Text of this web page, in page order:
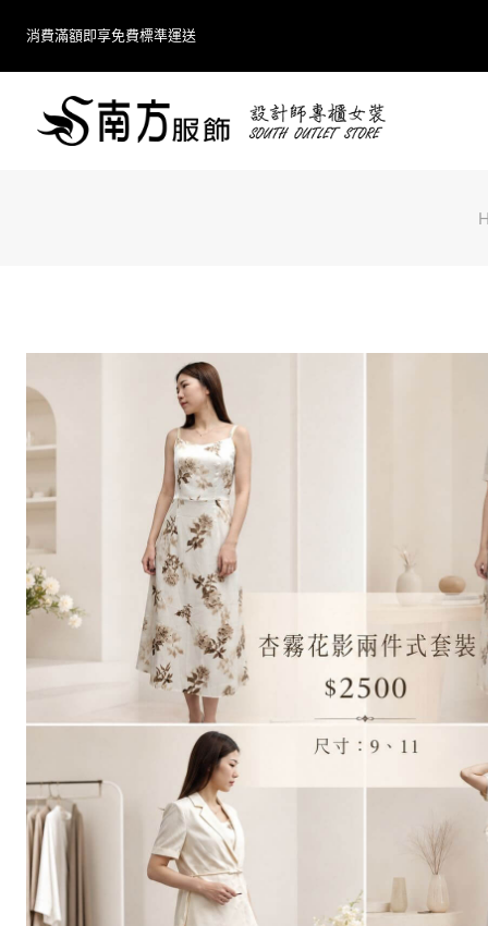
消費滿額即享免費標準運送